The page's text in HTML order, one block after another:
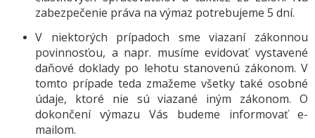
zabezpečenie práva na výmaz potrebujeme 5 dní.
V niektorých prípadoch sme viazaní zákonnou
povinnosťou, a napr. musíme evidovať vystavené
daňové doklady po lehotu stanovenú zákonom. V
tomto prípade teda zmažeme všetky také osobné
údaje, ktoré nie sú viazané iným zákonom. O
dokončení výmazu Vás budeme informovať e-
mailom.